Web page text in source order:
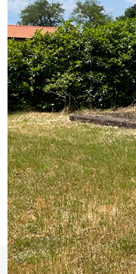
Description
Réf : 1445
Dans le bourg de Trensacq, visitez
90.13m² habitables, construite dans
état. Elle se compose d'une entrée,
cheminée, cuisine, arrière cuisine,
de 12.56m² et 10.33m² avec
indépendant. Elle n'attend que vous
mettre à votre gout !
De plus, T2 indépéndant avec
chambbre et salle de bains avec
Une grange en bois complète cette
VISITEZ LA VITE !
**Honoraires à la charge du vendeur
Nos honoraires Nous
Favori